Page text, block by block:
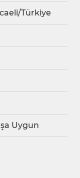
Türkiye
Uygun